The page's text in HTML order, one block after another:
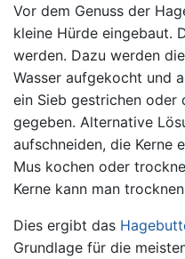
Vor dem Genuss der
kleine Hürde eingebaut.
werden. Dazu werden
Wasser aufgekocht und
ein Sieb gestrichen oder
gegeben. Alternative
aufschneiden, die Kerne
Mus kochen oder
Kerne kann man
Dies ergibt das
Grundlage für die